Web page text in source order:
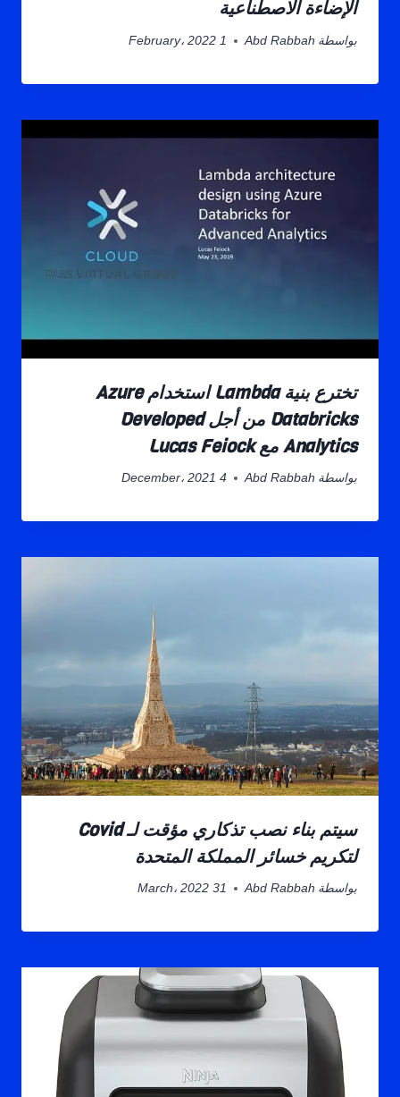
الإضاءة الاصطناعية
بواسطة Abd Rabbah 1 February، 2022
تخترع بنية Lambda استخدام Azure
Databricks من أجل Developed
Analytics مع Lucas Feiock
بواسطة Abd Rabbah 4 December، 2021
سيتم بناء نصب تذكاري مؤقت لـ Covid
لتكريم خسائر المملكة المتحدة
بواسطة Abd Rabbah 31 March، 2022